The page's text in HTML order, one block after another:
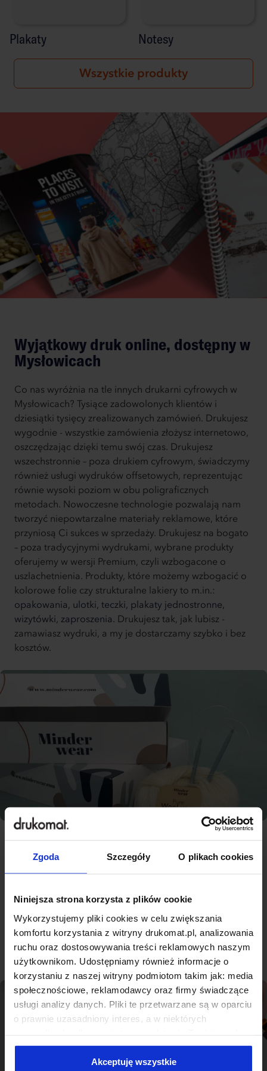
Zgoda Szczegóły O plikach cookies
Niniejsza strona korzysta z plików cookie
Wykorzystujemy pliki cookies w celu zwiększania
komfortu korzystania z witryny drukomat.pl, analizowania
ruchu oraz dostosowywania treści reklamowych naszym
użytkownikom. Udostępniamy również informacje o
korzystaniu z naszej witryny podmiotom takim jak: media
społecznościowe, reklamodawcy oraz firmy świadczące
usługi analizy danych. Pliki te przetwarzane są w oparciu
o prawnie uzasadniony interes, a w niektórych
Niektóre z plików cookies dostarczane i przetwarzane są
przez naszych zewnętrznych partnerów, z których listą
Akceptuję wszystkie
Plakaty Notesy
Wszystkie produkty
Wyjątkowy druk online, dostępny w
Mysłowicach
Co nas wyróżnia na tle innych drukarni cyfrowych w
Mysłowicach? Tysiące zadowolonych klientów i
dziesiątki tysięcy zrealizowanych zamówień. Drukujesz
wygodnie - wszystkie zamówienia złożysz internetowo,
oszczędzając dzięki temu swój czas. Drukujesz
wszechstronnie – poza drukiem cyfrowym, świadczymy
również usługi wydruków offsetowych, reprezentując
równie wysoki poziom w obu poligraficznych
metodach. Nowoczesne technologie pozwalają nam
tworzyć niepowtarzalne materiały reklamowe, które
przyniosą Ci sukces w sprzedaży. Drukujesz na bogato
– poza tradycyjnymi wydrukami, wybrane produkty
oferujemy w wersji Premium, czyli wzbogacone o
uszlachetnienia. Produkty, które możemy wzbogacić o
kolorowe folie czy strukturalne lakiery to m.in.:
opakowania, ulotki, teczki, plakaty jednostronne,
wizytówki, zaproszenia. Drukujesz tak, jak lubisz -
zamawiasz wydruki, a my je dostarczamy szybko i bez
kosztów.
Najlepsza jakość, konkurencyjne
miarę Mysłowic
Sprawdź produkty